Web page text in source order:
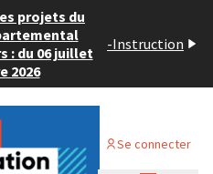
projets du
: du 06 juillet
2026
-Instruction
Se connecter